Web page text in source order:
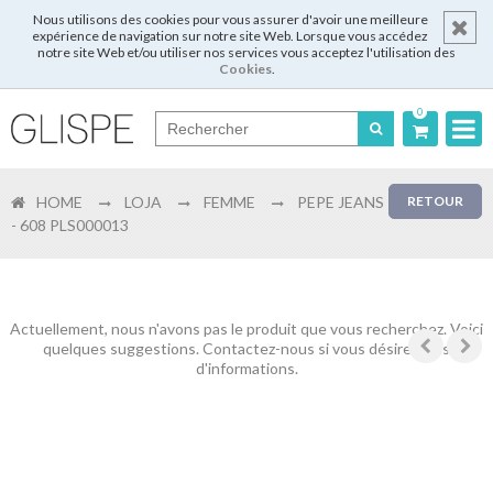
Nous utilisons des cookies pour vous assurer d'avoir une meilleure
expérience de navigation sur notre site Web. Lorsque vous accédez
notre site Web et/ou utiliser nos services vous acceptez l'utilisation des
Cookies.
0
English RETOUR
HOME LOJA FEMME
PEPE JEANS
- 608 PLS000013
Actuellement, nous n'avons pas le produit que vous recherchez. Voici
quelques suggestions. Contactez-nous si vous désirez plus
d'informations.